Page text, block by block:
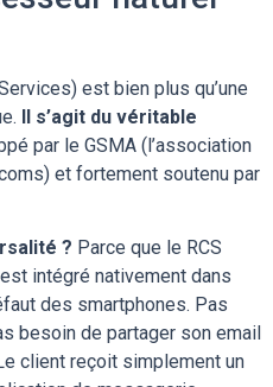
est bien plus qu’une
Il s’agit du véritable
par le GSMA (l’association
et fortement soutenu par
? Parce que le RCS
intégré nativement dans
des smartphones. Pas
besoin de partager son email
client reçoit simplement un